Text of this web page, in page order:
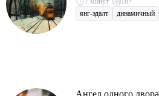
янг-эдалт
динамичный
Ангел одного двора